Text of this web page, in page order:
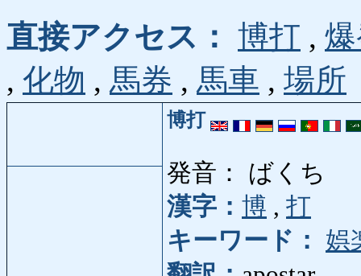
直接アクセス： 博打 ,
, 化物 , 馬券 , 馬車 , 場所
博打
発音： ばくち
漢字： 博 , 打
キーワード：
娯